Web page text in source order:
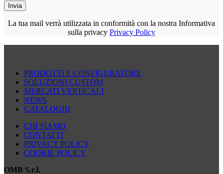
La tua mail verrà utilizzata in conformità con la nostra Informativa
sulla privacy Privacy Policy
PRODOTTI E CONFIGURATORE
SOLUZIONI CUSTOM
MERCATI VERTICALI
NEWS
CATALOGHI
CHI SIAMO
CONTATTI
PRIVACY POLICY
COOKIE POLICY
OMB S.r.l.